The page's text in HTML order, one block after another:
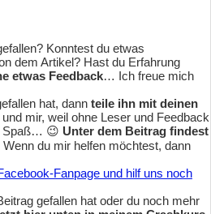
Konntest du etwas
dem Artikel? Hast du Erfahrung
etwas Feedback… Ich freue mich
hat, dann teile ihn mit deinen
mir, weil ohne Leser und Feedback
Spaß… 😉 Unter dem Beitrag findest
Wenn du mir helfen möchtest, dann
Fanpage und hilf uns noch
gefallen hat oder du noch mehr